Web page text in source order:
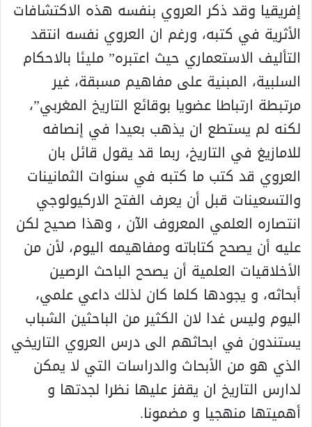
إفريقيا وقد ذكر العروي بنفسه هذه الاكتشافات
الأثرية في كتبه، ورغم ان العروي نفسه انتقد
التأليف الاستعماري حيث اعتبره” مليئا بالاحكام
السلبية، المبنية على مفاهيم مسبقة، غير
مرتبطة ارتباطا عضويا بوقائع التاريخ المغربي”،
لكنه لم يستطع ان يذهب بعيدا في إنصافه
للامازيغ في التاريخ، ربما قد يقول قائل بان
العروي قد كتب ما كتبه في سنوات الثمانينات
والتسعينات قبل أن يعرف الفتح الاركيولوجي
انتصاره العلمي المعروف الآن ، وهذا صحيح لكن
عليه أن يصحح كتاباته ومفاهيمه اليوم، لأن من
الأخلاقيات العلمية أن يصحح الباحث الرصين
أبحاثه، و يجودها كلما كان لذلك داعي علمي،
اليوم وليس غدا لان الكثير من الباحثين الشباب
يستندون في ابحاثهم الى درس العروي التاريخي
الذي هو من الأبحاث والدراسات التي لا يمكن
لدارس التاريخ ان يقفز عليها نظرا لجدتها و
أهميتها منهجيا و مضمونا.